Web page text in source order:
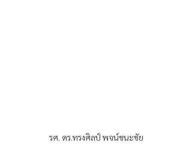
รศ. ดร.ทรงศิลป์ พจน์ชนะชัย